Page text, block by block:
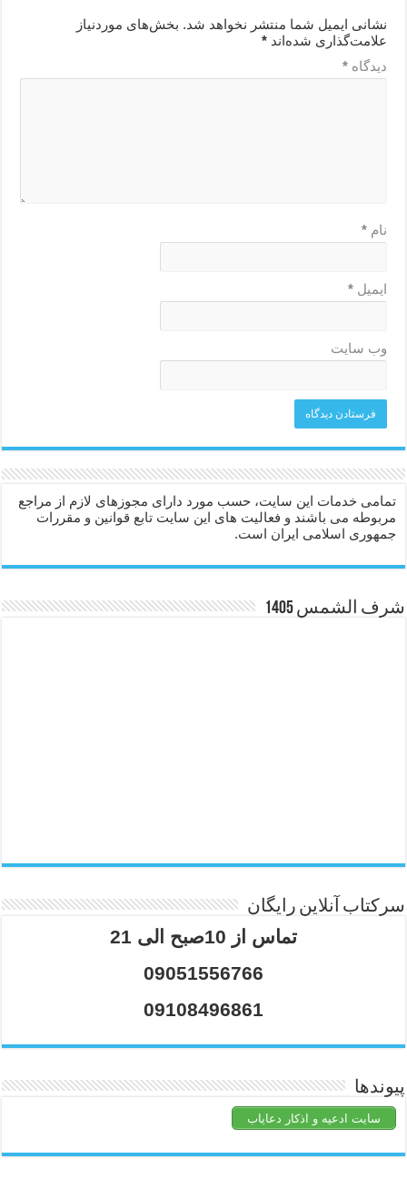
نشانی ایمیل شما منتشر نخواهد شد. بخش‌های موردنیاز
علامت‌گذاری شده‌اند*
دیدگاه*
نام*
ایمیل*
وب‌ سایت
تمامی خدمات این سایت، حسب مورد دارای مجوزهای لازم از مراجع
مربوطه می باشند و فعالیت های این سایت تابع قوانین و مقررات
جمهوری اسلامی ایران است.
شرف الشمس 1405
سرکتاب آنلاین رایگان
تماس از 10صبح الی 21
09051556766
09108496861
پیوندها
سایت ادعیه و اذکار دعایاب